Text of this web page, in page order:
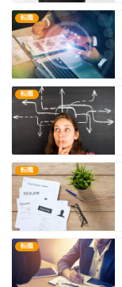
転職
転職
転職
転職